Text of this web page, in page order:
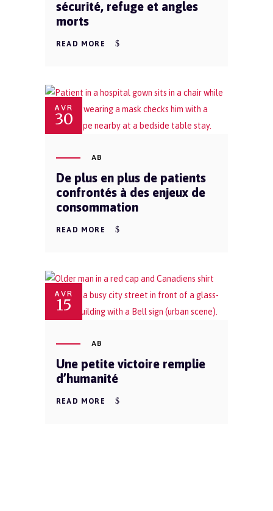
sécurité, refuge et angles
morts
READ MORE
AVR
30
AB
De plus en plus de patients
confrontés à des enjeux de
consommation
READ MORE
AVR
15
AB
Une petite victoire remplie
d’humanité
READ MORE